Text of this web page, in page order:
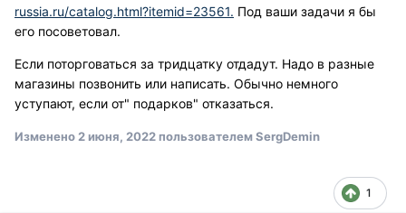
russia.ru/catalog.html?itemid=23561. Под ваши задачи я бы
его посоветовал.
Если поторговаться за тридцатку отдадут. Надо в разные
магазины позвонить или написать. Обычно немного
уступают, если от" подарков" отказаться.
Изменено 2 июня, 2022пользователем SergDemin
1